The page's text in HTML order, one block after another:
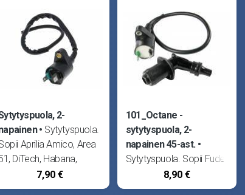
2-
Sytytyspuola.
Aprilia Amico, Area
DiTech, Habana,
Mojito, Rally, RX50 18-,
18-, Sonic, SR50,
7,90 €
101_Octane -
sytytyspuola, 2-
napainen 45-ast.
Sytytyspuola. Sopii Fude
4T, Kymco Agility 4T,
Agility RS, B&W, Filly 4T,
8,90 €